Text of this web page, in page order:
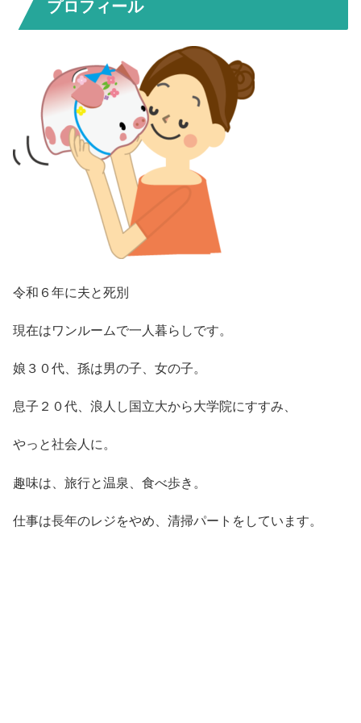
プロフィール
令和６年に夫と死別
現在はワンルームで一人暮らしです。
娘３０代、孫は男の子、女の子。
息子２０代、浪人し国立大から大学院にすすみ、
やっと社会人に。
趣味は、旅行と温泉、食べ歩き。
仕事は長年のレジをやめ、清掃パートをしています。